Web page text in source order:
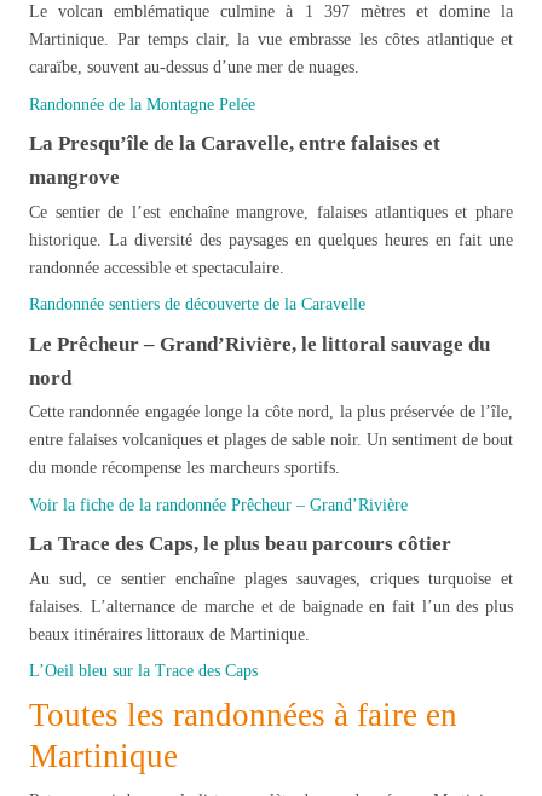
Le volcan emblématique culmine à 1 397 mètres et domine la
Martinique. Par temps clair, la vue embrasse les côtes atlantique et
caraïbe, souvent au-dessus d’une mer de nuages.
Randonnée de la Montagne Pelée
La Presqu’île de la Caravelle, entre falaises et
mangrove
Ce sentier de l’est enchaîne mangrove, falaises atlantiques et phare
historique. La diversité des paysages en quelques heures en fait une
randonnée accessible et spectaculaire.
Randonnée sentiers de découverte de la Caravelle
Le Prêcheur – Grand’Rivière, le littoral sauvage du
nord
Cette randonnée engagée longe la côte nord, la plus préservée de l’île,
entre falaises volcaniques et plages de sable noir. Un sentiment de bout
du monde récompense les marcheurs sportifs.
Voir la fiche de la randonnée Prêcheur – Grand’Rivière
La Trace des Caps, le plus beau parcours côtier
Au sud, ce sentier enchaîne plages sauvages, criques turquoise et
falaises. L’alternance de marche et de baignade en fait l’un des plus
beaux itinéraires littoraux de Martinique.
L’Oeil bleu sur la Trace des Caps
Toutes les randonnées à faire en
Martinique